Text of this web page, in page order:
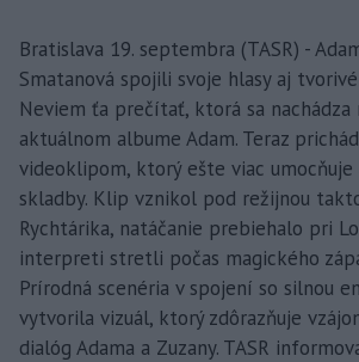
Bratislava 19. septembra (TASR) -
Smatanová spojili svoje hlasy aj
Neviem ťa prečítať, ktorá sa nachádza
aktuálnom albume Adam. Teraz
videoklipom, ktorý ešte viac
skladby. Klip vznikol pod režijnou
Rychtárika, natáčanie prebiehalo pri
interpreti stretli počas magického
Prírodná scenéria v spojení so silnou
vytvorila vizuál, ktorý zdôrazňuje
dialóg Adama a Zuzany. TASR